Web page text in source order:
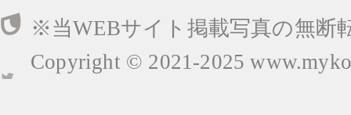
※当WEBサイト掲載写真の無断
Copyright © 2021-2025